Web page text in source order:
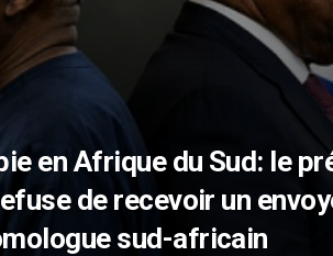
en Afrique du Sud: le
de recevoir un
sud-africain